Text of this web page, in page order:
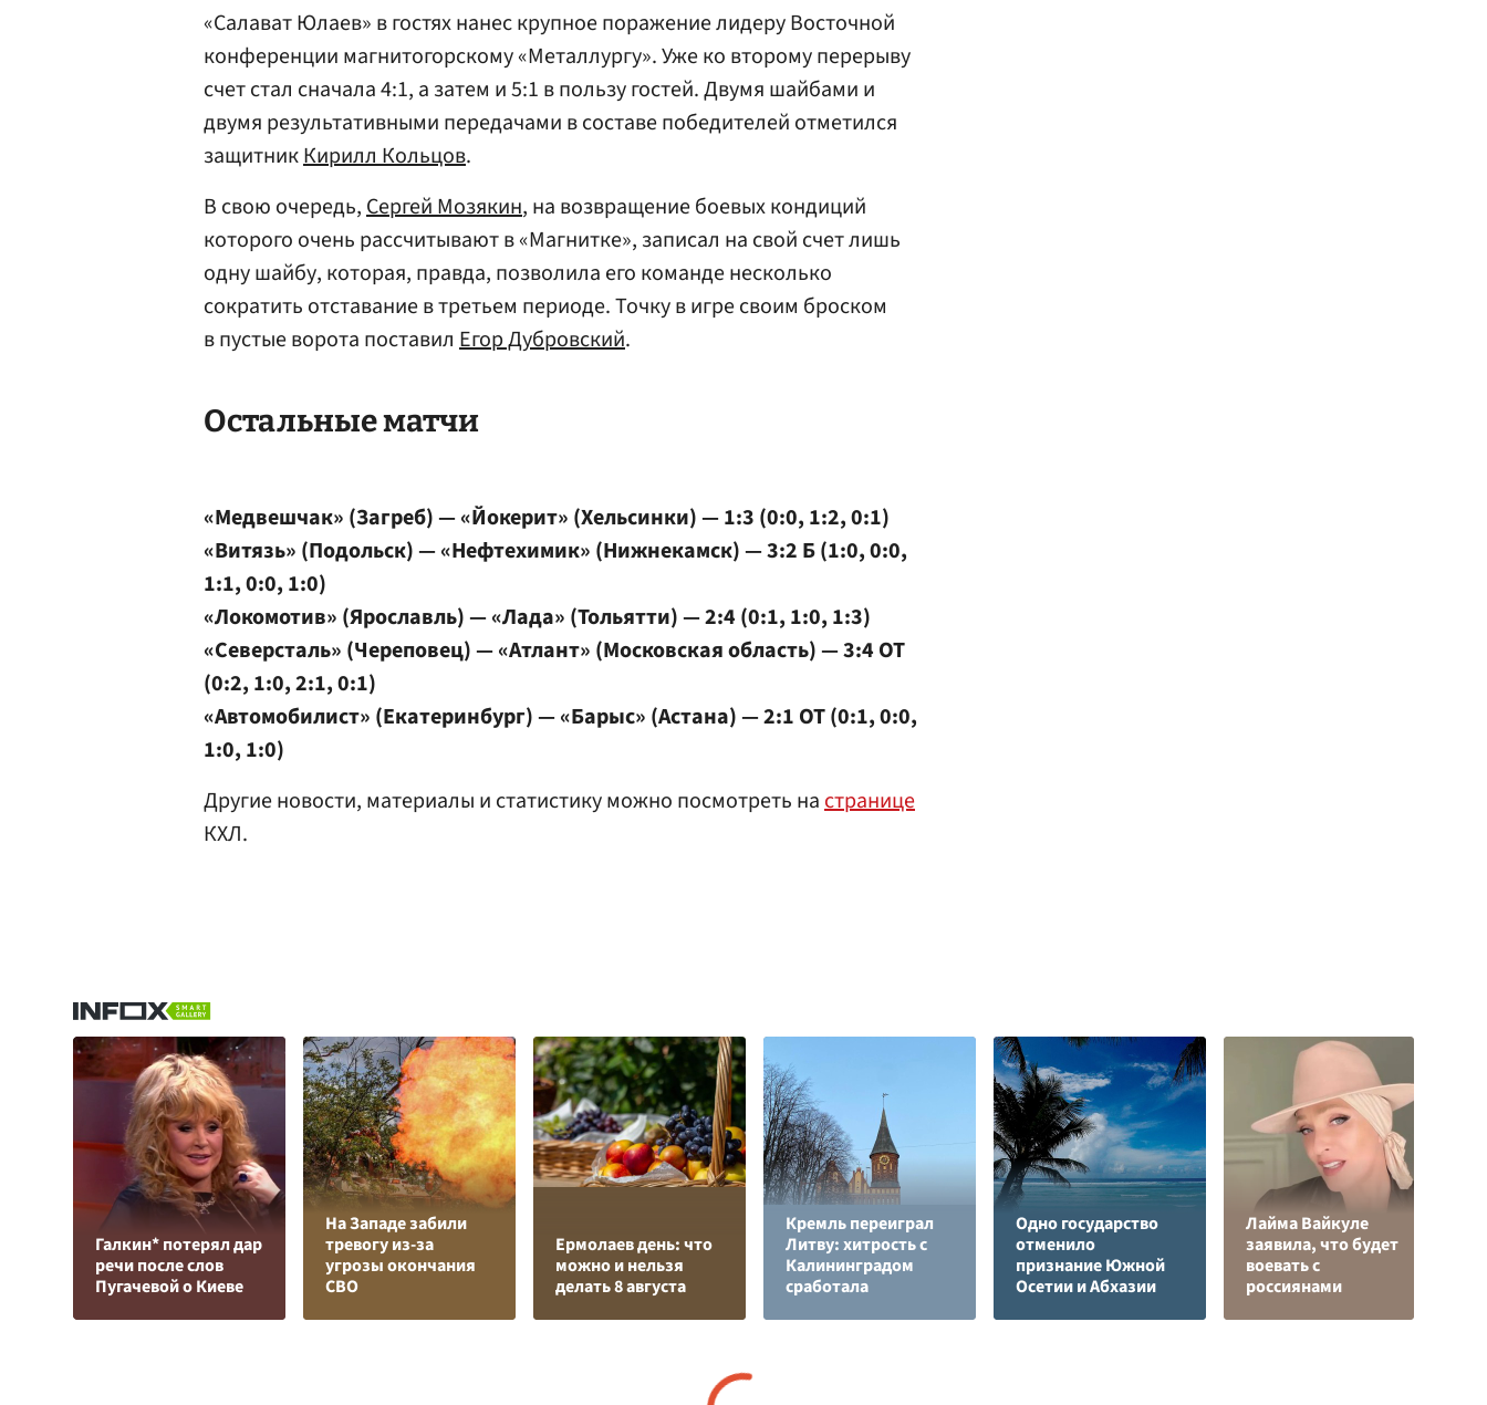
«Салават Юлаев» в гостях нанес крупное поражение лидеру Восточной
конференции магнитогорскому «Металлургу». Уже ко второму перерыву
счет стал сначала 4:1, а затем и 5:1 в пользу гостей. Двумя шайбами и
двумя результативными передачами в составе победителей отметился
защитникКирилл Кольцов.
В свою очередь,Сергей Мозякин, на возвращение боевых кондиций
которого очень рассчитывают в «Магнитке», записал на свой счет лишь
одну шайбу, которая, правда, позволила его команде несколько
сократить отставание в третьем периоде. Точку в игре своим броском
в пустые ворота поставил Егор Дубровский.
Остальные матчи
«Медвешчак» (Загреб) — «Йокерит» (Хельсинки) — 1:3 (0:0, 1:2, 0:1)
«Витязь» (Подольск) — «Нефтехимик» (Нижнекамск) — 3:2 Б (1:0, 0:0,
1:1, 0:0, 1:0)
«Локомотив» (Ярославль) — «Лада» (Тольятти) — 2:4 (0:1, 1:0, 1:3)
«Северсталь» (Череповец) — «Атлант» (Московская область) — 3:4 ОТ
(0:2, 1:0, 2:1, 0:1)
«Автомобилист» (Екатеринбург) — «Барыс» (Астана) — 2:1 ОТ (0:1, 0:0,
1:0, 1:0)
Другие новости, материалы и статистику можно посмотреть настранице
КХЛ.
Галкин* потерял дар
речи после слов
Пугачевой о Киеве
На Западе забили
тревогу из-за
угрозы окончания
СВО
Ермолаев день: что
можно и нельзя
делать 8 августа
Кремль переиграл
Литву: хитрость с
Калининградом
сработала
Одно государство
отменило
признание Южной
Осетии и Абхазии
Лайма Вайкуле
заявила, что будет
воевать с
россиянами